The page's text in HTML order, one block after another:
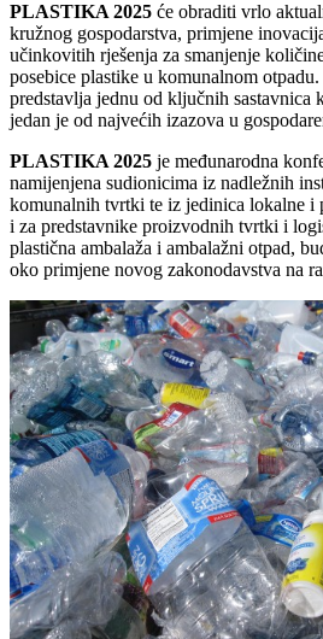
PLASTIKA 2025 će obraditi vrlo
kružnog gospodarstva, primjene
učinkovitih rješenja za smanjenje
posebice plastike u komunalnom
predstavlja jednu od ključnih sastavnica
jedan je od najvećih izazova u
PLASTIKA 2025 je međunarodna
namijenjena sudionicima iz nadležnih
komunalnih tvrtki te iz jedinica lokalne i
i za predstavnike proizvodnih tvrtki i
plastična ambalaža i ambalažni otpad,
oko primjene novog zakonodavstva na